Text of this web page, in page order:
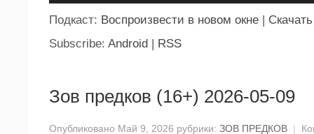
Подкаст: Воспроизвести в новом окне
Скачать
Subscribe: Android RSS
Зов предков (16+) 2026-05-09
Опубликовано Май 9, 2026 рубрики: ЗОВ ПРЕДКОВ |